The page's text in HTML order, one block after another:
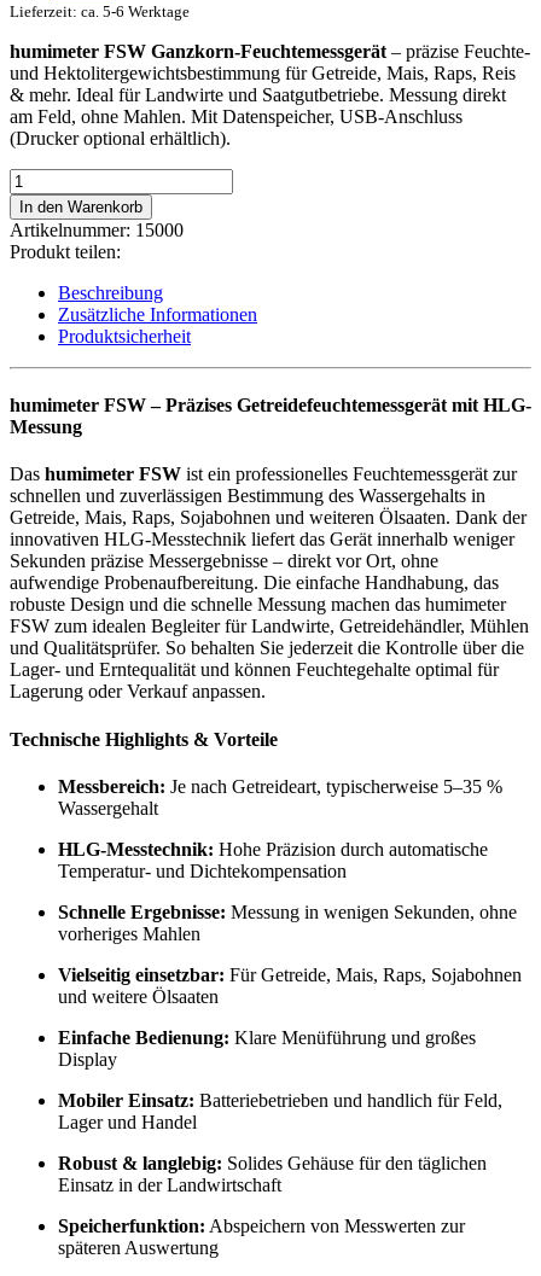
Lieferzeit: ca. 5-6 Werktage
humimeter FSW Ganzkorn-Feuchtemessgerät – präzise Feuchte-
und Hektolitergewichtsbestimmung für Getreide, Mais, Raps, Reis
& mehr. Ideal für Landwirte und Saatgutbetriebe. Messung direkt
am Feld, ohne Mahlen. Mit Datenspeicher, USB-Anschluss
(Drucker optional erhältlich).
humimeter
FSW
Getreidefeuchtemessgerät
mit
HLG
Messung
Menge
In den Warenkorb
Artikelnummer: 15000
Produkt teilen:
Beschreibung
Zusätzliche Informationen
Produktsicherheit
humimeter FSW – Präzises Getreidefeuchtemessgerät mit HLG-
Messung
Das humimeter FSW ist ein professionelles Feuchtemessgerät zur
schnellen und zuverlässigen Bestimmung des Wassergehalts in
Getreide, Mais, Raps, Sojabohnen und weiteren Ölsaaten. Dank der
innovativen HLG-Messtechnik liefert das Gerät innerhalb weniger
Sekunden präzise Messergebnisse – direkt vor Ort, ohne
aufwendige Probenaufbereitung. Die einfache Handhabung, das
robuste Design und die schnelle Messung machen das humimeter
FSW zum idealen Begleiter für Landwirte, Getreidehändler, Mühlen
und Qualitätsprüfer. So behalten Sie jederzeit die Kontrolle über die
Lager- und Erntequalität und können Feuchtegehalte optimal für
Lagerung oder Verkauf anpassen.
Technische Highlights & Vorteile
Messbereich: Je nach Getreideart, typischerweise 5–35 %
Wassergehalt
HLG-Messtechnik: Hohe Präzision durch automatische
Temperatur- und Dichtekompensation
Schnelle Ergebnisse: Messung in wenigen Sekunden, ohne
vorheriges Mahlen
Vielseitig einsetzbar: Für Getreide, Mais, Raps, Sojabohnen
und weitere Ölsaaten
Einfache Bedienung: Klare Menüführung und großes
Display
Mobiler Einsatz: Batteriebetrieben und handlich für Feld,
Lager und Handel
Robust & langlebig: Solides Gehäuse für den täglichen
Einsatz in der Landwirtschaft
Speicherfunktion: Abspeichern von Messwerten zur
späteren Auswertung